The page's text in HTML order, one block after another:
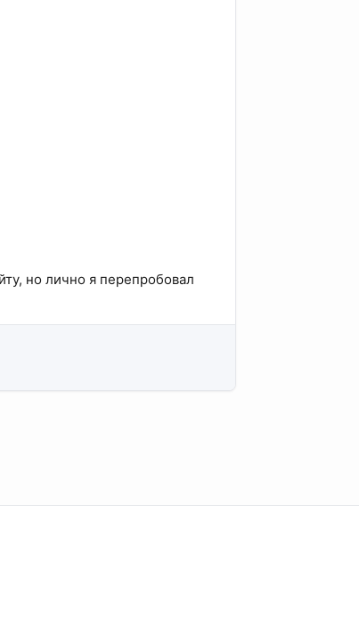
но лично я перепробовал